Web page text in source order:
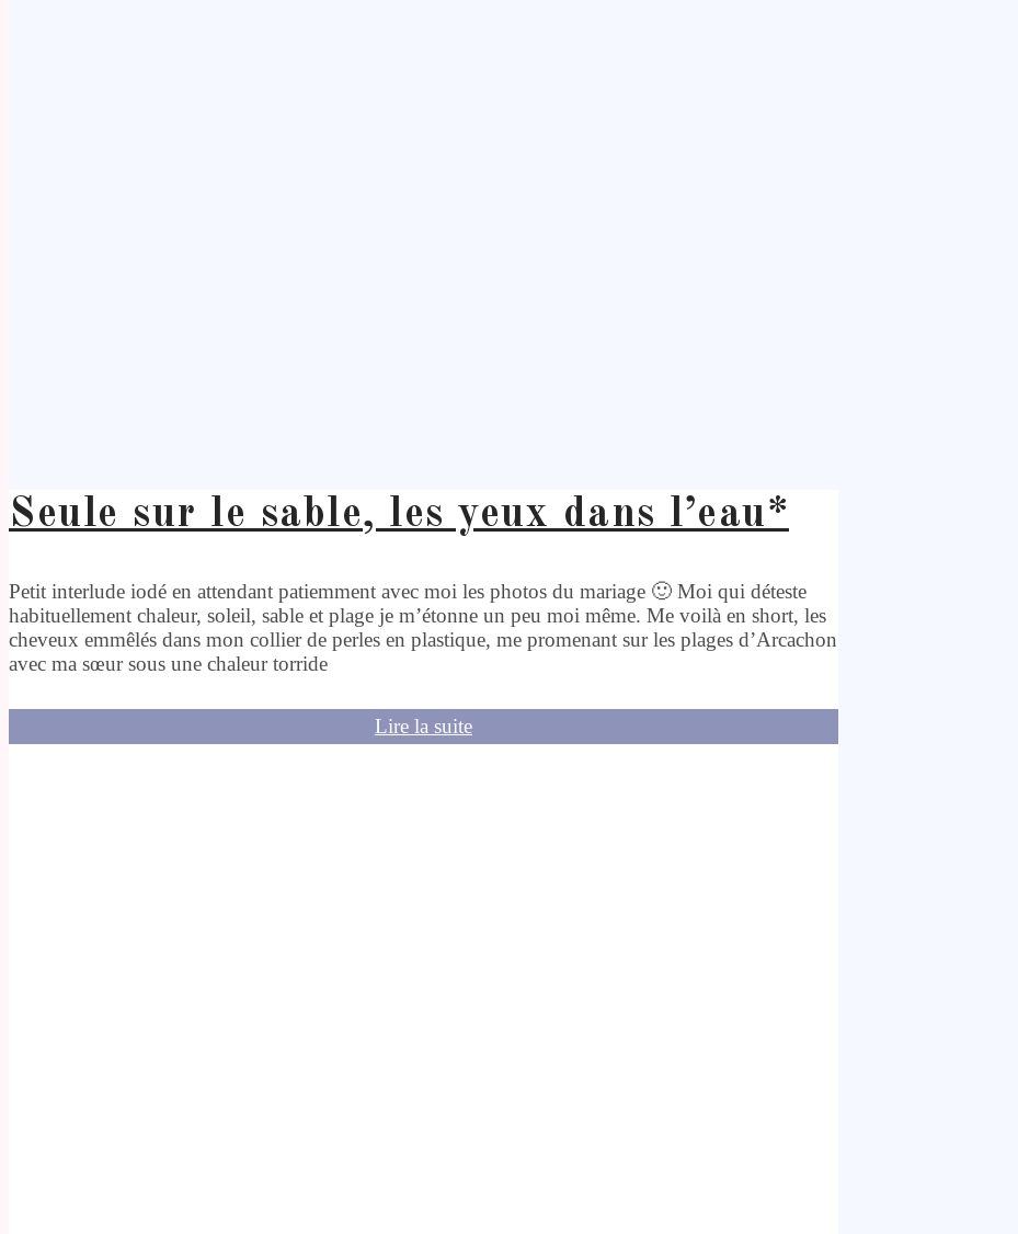
Seule sur le sable, les yeux dans l’eau*
Petit interlude iodé en attendant patiemment avec moi les photos du mariage 🙂 Moi qui déteste
habituellement chaleur, soleil, sable et plage je m’étonne un peu moi même. Me voilà en short, les
cheveux emmêlés dans mon collier de perles en plastique, me promenant sur les plages d’Arcachon
avec ma sœur sous une chaleur torride
Lire la suite